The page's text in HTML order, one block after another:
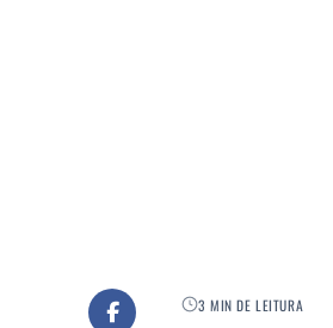
3 MIN DE LEITURA